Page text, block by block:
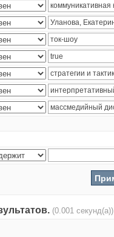
(0.001 секунд(а))